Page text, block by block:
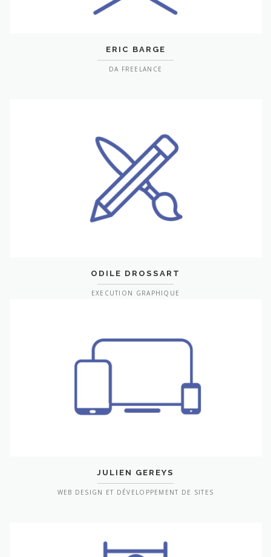
ERIC BARGE
DA FREELANCE
ODILE DROSSART
EXECUTION GRAPHIQUE
JULIEN GEREYS
WEB DESIGN ET DÉVELOPPEMENT DE SITES